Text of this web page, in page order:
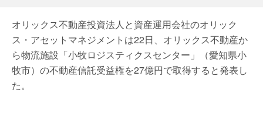
オリックス不動産投資法人と資産運用会社のオリック
ス・アセットマネジメントは22日、オリックス不動産か
ら物流施設「小牧ロジスティクスセンター」（愛知県小
牧市）の不動産信託受益権を27億円で取得すると発表し
た。